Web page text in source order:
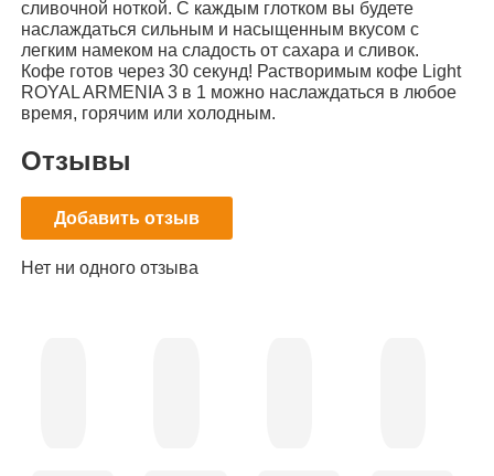
сливочной ноткой. С каждым глотком вы будете
наслаждаться сильным и насыщенным вкусом с
легким намеком на сладость от сахара и сливок.
Кофе готов через 30 секунд! Растворимым кофе Light
ROYAL ARMENIA 3 в 1 можно наслаждаться в любое
время, горячим или холодным.
Отзывы
Добавить отзыв
Нет ни одного отзыва